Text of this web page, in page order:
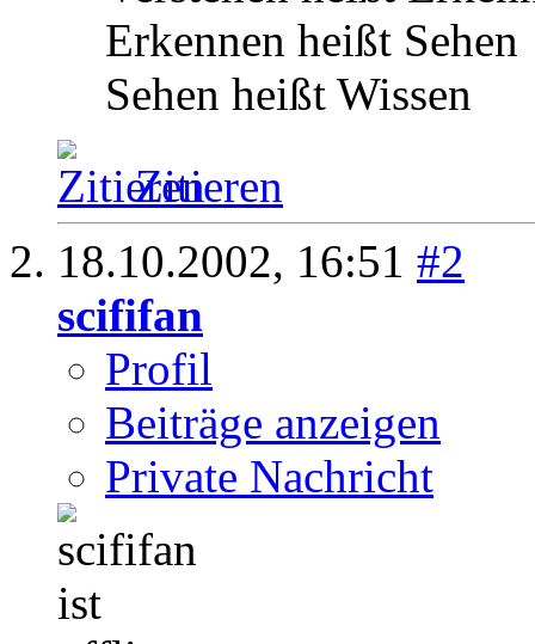
Erkennen heißt Sehen
Sehen heißt Wissen
Zitieren
18.10.2002, 16:51 #2
scififan
Profil
Beiträge anzeigen
Private Nachricht